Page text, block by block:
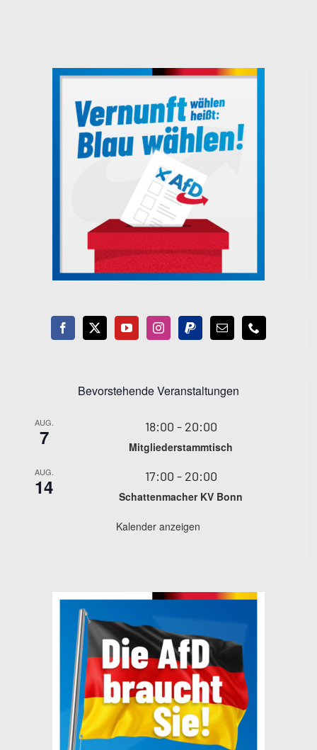
Bevorstehende Veranstaltungen
AUG.
7 18:00 - 20:00
Mitgliederstammtisch
AUG.
14 17:00 - 20:00
Schattenmacher KV Bonn
Kalender anzeigen